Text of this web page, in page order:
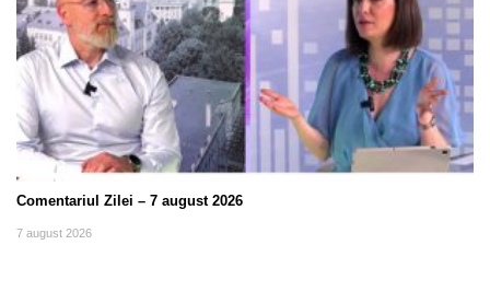
Comentariul Zilei – 7 august 2026
7 august 2026